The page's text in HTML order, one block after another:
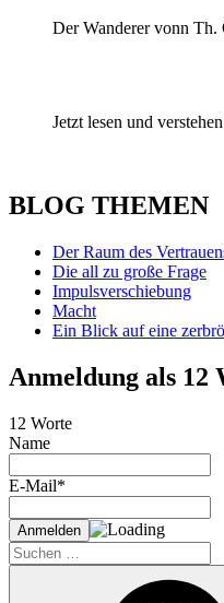
Der Wanderer vonn Th.
Jetzt lesen und
BLOG THEMEN
Der Raum des
Die all zu große Frage
Impulsverschiebung
Macht
Ein Blick auf eine
Anmeldung als 12
12 Worte
Name
E-Mail*
Suche
nach: